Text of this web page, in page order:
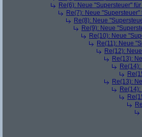
Re(6): Neue "Supersteuer"
Re(7): Neue
Re(8): Neue
Re(9): Neue
Re(10): Neue
Re(11): Neue
Re(12):
Re(13):
Re(13):